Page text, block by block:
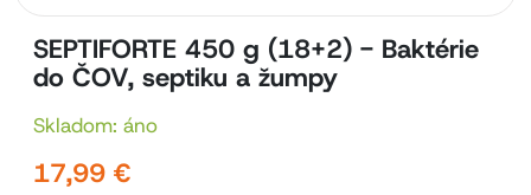
SEPTIFORTE 450 g (18+2) - Baktérie
do ČOV, septiku a žumpy
Skladom: áno
17,99 €